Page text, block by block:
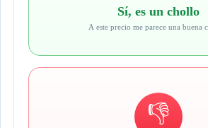
Sí, es un chollo
A este precio me parece una buena
👎